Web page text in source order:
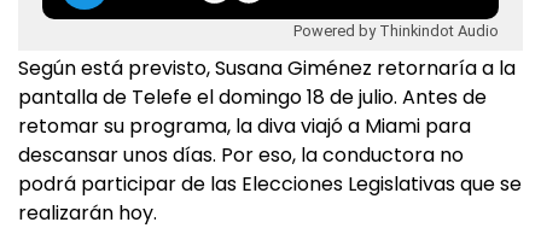
Powered by Thinkindot Audio
Según está previsto, Susana Giménez retornaría a la
pantalla de Telefe el domingo 18 de julio. Antes de
retomar su programa, la diva viajó a Miami para
descansar unos días. Por eso, la conductora no
podrá participar de las Elecciones Legislativas que se
realizarán hoy.